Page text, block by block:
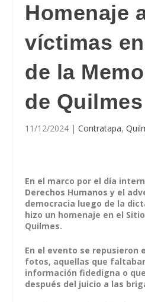
Homenaje
víctimas
de la
de Quilmes
11/12/2024 |Contratapa,
En el marco por el día
Derechos Humanos y el
democracia luego de la
hizo un homenaje en el
Quilmes.
En el evento se repusieron
fotos, aquellas que
información fidedigna o
después del juicio a las